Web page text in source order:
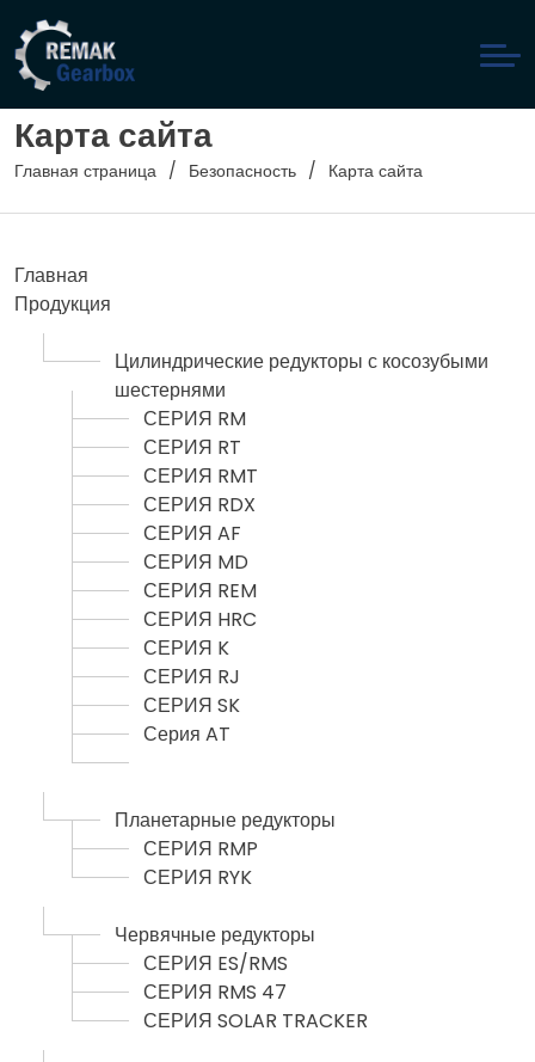
Карта сайта
Главная страница Безопасность Карта сайта
Главная
Продукция
Цилиндрические редукторы с косозубыми
шестернями
СЕРИЯ RM
СЕРИЯ RT
СЕРИЯ RMT
СЕРИЯ RDX
СЕРИЯ AF
СЕРИЯ MD
СЕРИЯ REM
СЕРИЯ HRC
СЕРИЯ K
СЕРИЯ RJ
СЕРИЯ SK
Серия AT
Планетарные редукторы
СЕРИЯ RMP
СЕРИЯ RYK
Червячные редукторы
СЕРИЯ ES/RMS
СЕРИЯ RMS 47
СЕРИЯ SOLAR TRACKER